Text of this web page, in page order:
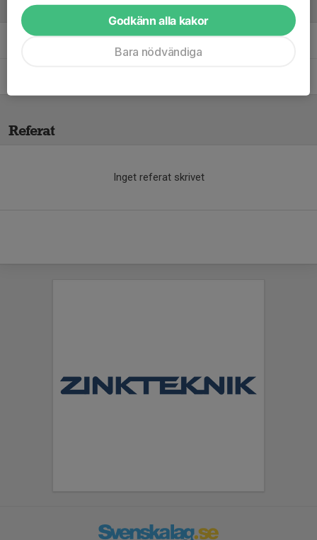
Ledare
Christoffer LiljebladLedare
Referat
Inget referat skrivet
Godkänn alla kakor
Bara nödvändiga